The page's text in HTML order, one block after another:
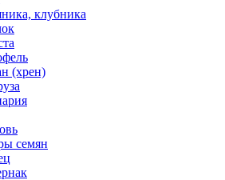
клубника
(хрен)
семян